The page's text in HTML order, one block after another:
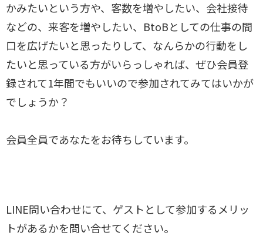
かみたいという方や、客数を増やしたい、会社接待
などの、来客を増やしたい、BtoBとしての仕事の間
口を広げたいと思ったりして、なんらかの行動をし
たいと思っている方がいらっしゃれば、ぜひ会員登
録されて1年間でもいいので参加されてみてはいかが
でしょうか？
会員全員であなたをお待ちしています。
LINE問い合わせにて、ゲストとして参加するメリッ
トがあるかを問い合せてください。